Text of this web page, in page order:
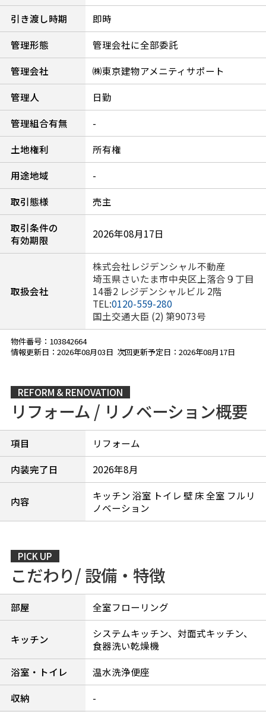
引き渡し時期
即時
管理形態
管理会社に全部委託
管理会社
㈱東京建物アメニティサポート
管理人
日勤
管理組合有無
-
土地権利
所有権
用途地域
-
取引態様
売主
取引条件の
有効期限
2026年08月17日
取扱会社
株式会社レジデンシャル不動産
埼玉県さいたま市中央区上落合９丁目
14番2 レジデンシャルビル 2階
TEL:0120-559-280
国土交通大臣 (2) 第9073号
物件番号：103842664
情報更新日：2026年08月03日 次回更新予定日：2026年08月17日
REFORM & RENOVATION
リフォーム / リノベーション概要
項目
リフォーム
内装完了日
2026年8月
内容
キッチン 浴室 トイレ 壁 床 全室 フルリ
ノベーション
PICK UP
こだわり/ 設備・特徴
部屋 全室フローリング
キッチン
システムキッチン、対面式キッチン、
食器洗い乾燥機
浴室・トイレ
温水洗浄便座
収納
-